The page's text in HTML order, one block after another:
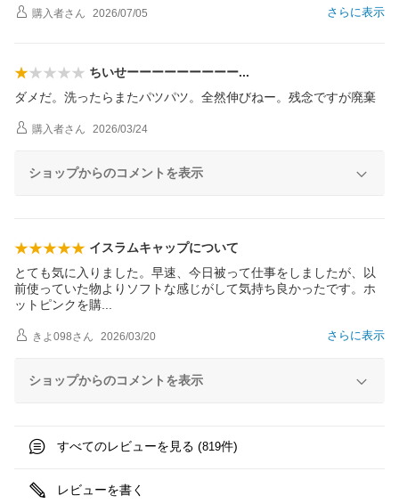
さらに表示
購入者さん 2026/07/05
ちいせーーーーーーーーー
ダメだ。洗ったらまたパツパツ。全然伸びねー。残念ですが廃棄
購入者さん 2026/03/24
ショップからのコメントを表示
イスラムキャップについて
とても気に入りました。早速、今日被って仕事をしましたが、以
前使っていた物よりソフトな感じがして気持ち良かったです。ホ
ットピンクを購
さらに表示
きよ098さん 2026/03/20
ショップからのコメントを表示
すべてのレビューを見る (819件)
レビューを書く